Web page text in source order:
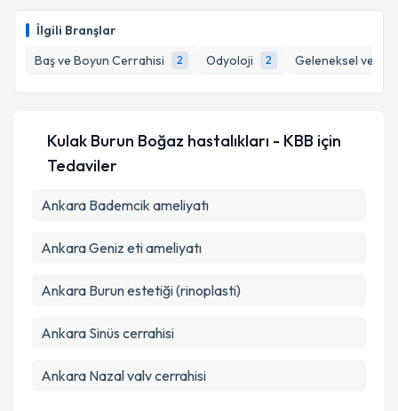
İlgili Branşlar
Baş ve Boyun Cerrahisi
2 Odyoloji 2 Geleneksel ve
E-posta Adresiniz
kapsamda işlenmesini kabul ediyorum.
Kulak Burun Boğaz hastalıkları - KBB için
Tedaviler
Ankara Bademcik ameliyatı
Ankara Geniz eti ameliyatı
Ankara Burun estetiği (rinoplasti)
Ankara Sinüs cerrahisi
Ankara Nazal valv cerrahisi